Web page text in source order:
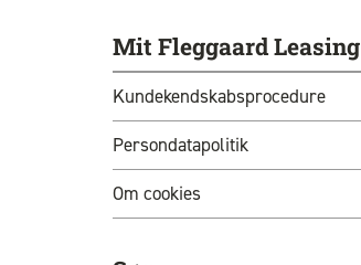
Mit Fleggaard Leasing
Kundekendskabsprocedure
Persondatapolitik
Om cookies